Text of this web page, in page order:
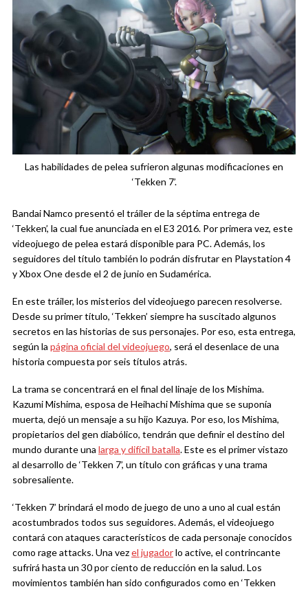
Las habilidades de pelea sufrieron algunas modificaciones en
‘Tekken 7’.
Bandai Namco presentó el tráiler de la séptima entrega de
‘Tekken’, la cual fue anunciada en el E3 2016. Por primera vez, este
videojuego de pelea estará disponible para PC. Además, los
seguidores del título también lo podrán disfrutar en Playstation 4
y Xbox One desde el 2 de junio en Sudamérica.
En este tráiler, los misterios del videojuego parecen resolverse.
Desde su primer título, ‘Tekken’ siempre ha suscitado algunos
secretos en las historias de sus personajes. Por eso, esta entrega,
según la página oficial del videojuego, será el desenlace de una
historia compuesta por seis títulos atrás.
La trama se concentrará en el final del linaje de los Mishima.
Kazumi Mishima, esposa de Heihachi Mishima que se suponía
muerta, dejó un mensaje a su hijo Kazuya. Por eso, los Mishima,
propietarios del gen diabólico, tendrán que definir el destino del
mundo durante una larga y difícil batalla. Este es el primer vistazo
al desarrollo de ‘Tekken 7’, un título con gráficas y una trama
sobresaliente.
‘Tekken 7’ brindará el modo de juego de uno a uno al cual están
acostumbrados todos sus seguidores. Además, el videojuego
contará con ataques característicos de cada personaje conocidos
como rage attacks. Una vezel jugadorlo active, el contrincante
sufrirá hasta un 30 por ciento de reducción en la salud. Los
movimientos también han sido configurados como en ‘Tekken